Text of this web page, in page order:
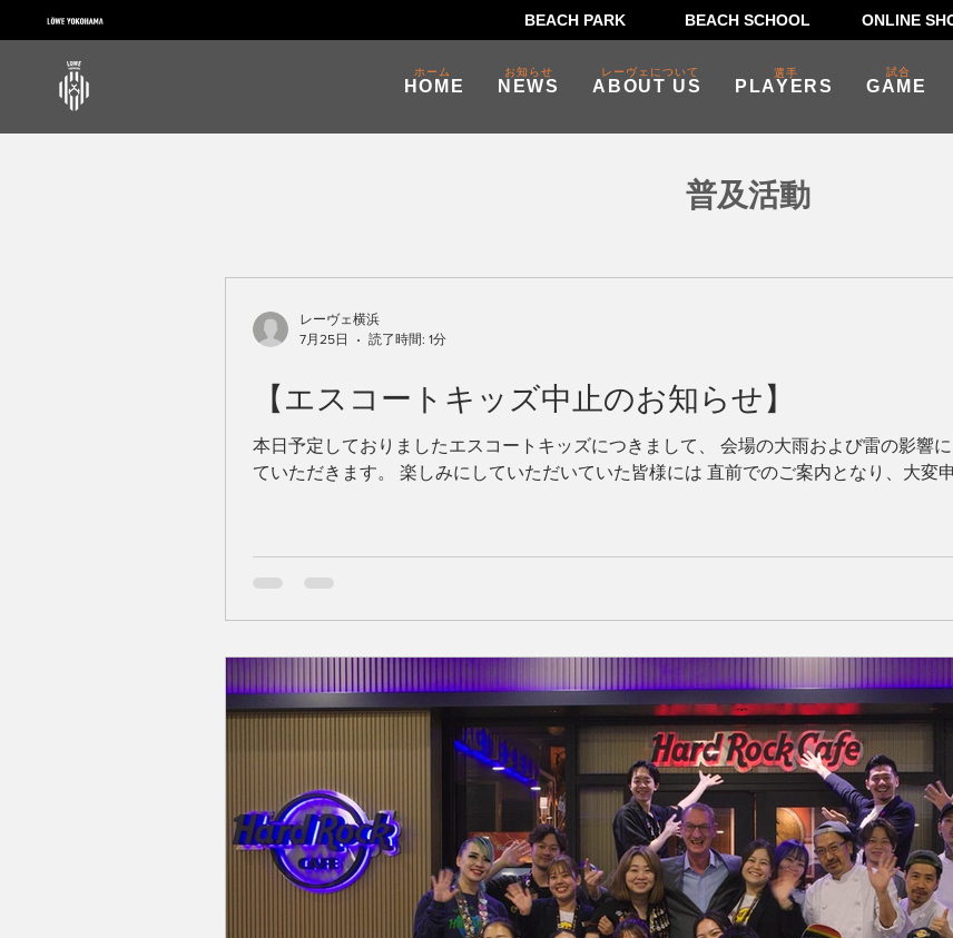
BEACH PARK BEACH SCHOOL ONLINE
HOME NEWS ABOUT US PLAYERS GAME
ホーム お知らせ レーヴェについて 試合
選手
普及活動
【エスコートキッズ中止のお知らせ】
本日予定しておりましたエスコートキッズにつきまして、 会場の大雨および雷の影響
ていただきます。 楽しみにしていただいていた皆様には 直前でのご案内となり、大変
レーヴェ横浜
7月25日
読了時間: 1分